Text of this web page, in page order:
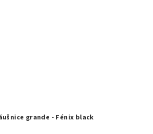
Náušnice grande - Fénix black